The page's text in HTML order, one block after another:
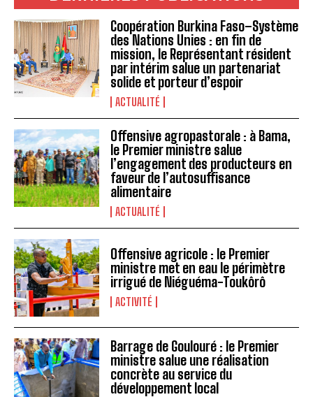
Coopération Burkina Faso–Système
des Nations Unies : en fin de
mission, le Représentant résident
par intérim salue un partenariat
solide et porteur d’espoir
ACTUALITÉ
Offensive agropastorale : à Bama,
le Premier ministre salue
l’engagement des producteurs en
faveur de l’autosuffisance
alimentaire
ACTUALITÉ
Offensive agricole : le Premier
ministre met en eau le périmètre
irrigué de Niéguéma-Toukôrô
ACTIVITÉ
Barrage de Goulouré : le Premier
ministre salue une réalisation
concrète au service du
développement local